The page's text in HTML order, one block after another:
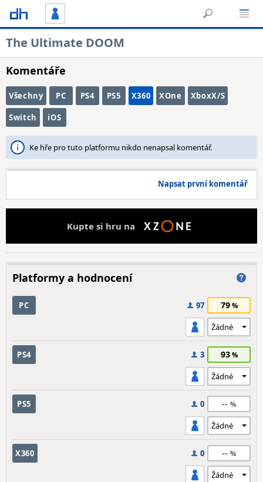
The Ultimate DOOM
Komentáře
Všechny PC PS4 PS5 X360 XOne XboxX/S
Switch iOS
Ke hře pro tuto platformu nikdo nenapsal komentář.
Napsat první komentář
Kupte si hru na
Platformy a hodnocení
PC 97 79
PS4 3 93
PS5 0 --
X360 0 --